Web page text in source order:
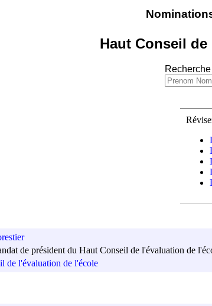
Haut Conseil
de président du Haut Conseil de l'évaluation de
de l'évaluation de l'école